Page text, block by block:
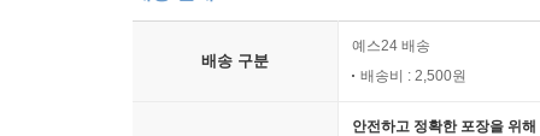
배송 구분
예스24 배송
배송비 : 2,500원
안전하고 정확한 포장을 위